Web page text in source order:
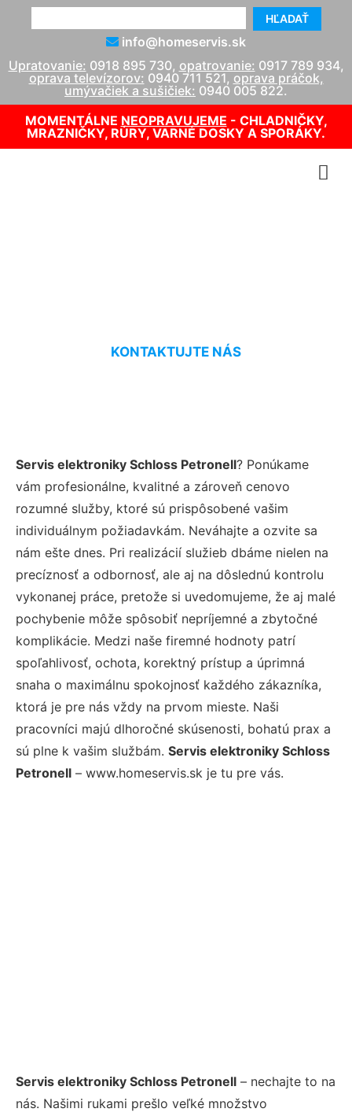
HĽADAŤ
info@homeservis.sk
Upratovanie: 0918 895 730, opatrovanie: 0917 789 934,
oprava televízorov: 0940 711 521, oprava práčok,
umývačiek a sušičiek: 0940 005 822.
MOMENTÁLNE NEOPRAVUJEME - CHLADNIČKY,
MRAZNIČKY, RÚRY, VARNÉ DOSKY A SPORÁKY.
KONTAKTUJTE NÁS
Servis elektroniky Schloss Petronell? Ponúkame
vám profesionálne, kvalitné a zároveň cenovo
rozumné služby, ktoré sú prispôsobené vašim
individuálnym požiadavkám. Neváhajte a ozvite sa
nám ešte dnes. Pri realizácií služieb dbáme nielen na
precíznosť a odbornosť, ale aj na dôslednú kontrolu
vykonanej práce, pretože si uvedomujeme, že aj malé
pochybenie môže spôsobiť nepríjemné a zbytočné
komplikácie. Medzi naše firemné hodnoty patrí
spoľahlivosť, ochota, korektný prístup a úprimná
snaha o maximálnu spokojnosť každého zákazníka,
ktorá je pre nás vždy na prvom mieste. Naši
pracovníci majú dlhoročné skúsenosti, bohatú prax a
sú plne k vašim službám. Servis elektroniky Schloss
Petronell – www.homeservis.sk je tu pre vás.
Servis elektroniky Schloss Petronell – nechajte to na
nás. Našimi rukami prešlo veľké množstvo